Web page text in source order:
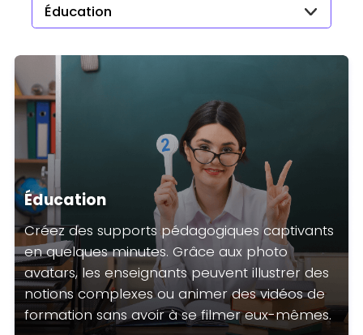
Éducation
Éducation
Créez des supports pédagogiques captivants
en quelques minutes. Grâce aux photo
avatars, les enseignants peuvent illustrer des
notions complexes ou animer des vidéos de
formation sans avoir à se filmer eux-mêmes.